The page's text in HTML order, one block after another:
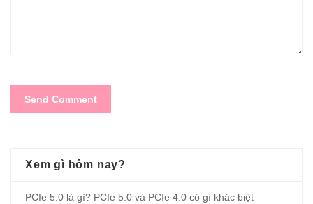
Xem gì hôm nay?
PCIe 5.0 là gì? PCIe 5.0 và PCIe 4.0 có gì khác biệt